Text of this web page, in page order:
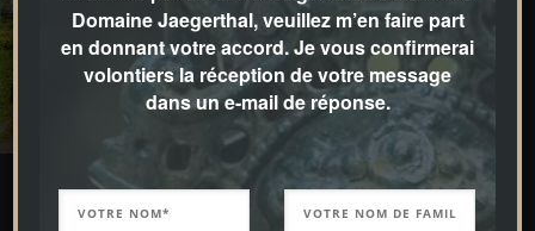
Domaine Jaegerthal, veuillez m’en faire part
en donnant votre accord. Je vous confirmerai
volontiers la réception de votre message
dans un e-mail de réponse.